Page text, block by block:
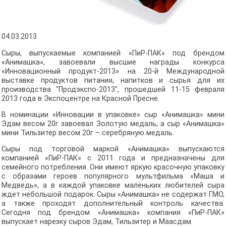
04.03.2013
Сыры, выпускаемые компанией «ПиР-ПАК» под брендом
«Анимашка», завоевали высшие награды конкурса
«Инновационный продукт-2013» на 20-й Международной
выставке продуктов питания, напитков и сырья для их
производства "Продэкспо-2013", прошедшей 11-15 февраля
2013 года в Экспоцентре на Красной Пресне.
В номинации «Инновации в упаковке» сыр «Анимашка» мини
Эдам весом 20г завоевал Золотую медаль, а сыр «Анимашка»
мини Тильзитер весом 20г – серебряную медаль.
Сыры под торговой маркой «Анимашка» выпускаются
компанией «ПиР-ПАК» с 2011 года и предназначены для
семейного потребления. Они имеют яркую красочную упаковку
с образами героев популярного мультфильма «Маша и
Медведь», а в каждой упаковке маленьких любителей сыра
ждет небольшой подарок. Сыры «Анимашка» не содержат ГМО,
а также проходят дополнительный контроль качества.
Сегодня под брендом «Анимашка» компания «ПиР-ПАК»
выпускает нарезку сыров Эдам, Тильзитер и Маасдам.